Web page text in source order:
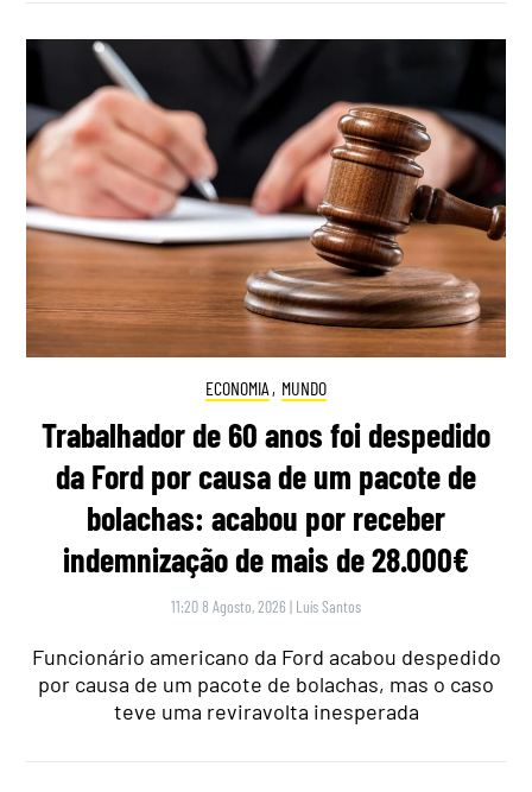
ECONOMIA , MUNDO
Trabalhador de 60 anos foi despedido
da Ford por causa de um pacote de
bolachas: acabou por receber
indemnização de mais de 28.000€
11:20 8 Agosto, 2026 | Luís Santos
Funcionário americano da Ford acabou despedido
por causa de um pacote de bolachas, mas o caso
teve uma reviravolta inesperada